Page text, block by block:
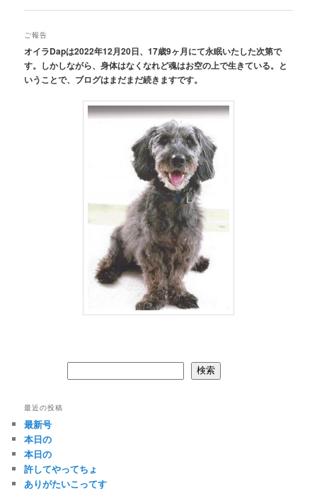
ナ
ビ
ー
シ
ョ
ご報告
オイラDapは2022年12月20日、17歳9ヶ月にて永眠いたした次第で
す。しかしながら、身体はなくなれど魂はお空の上で生きている。と
いうことで、ブログはまだまだ続きますです。
検索
最近の投稿
最新号
本日の
本日の
許してやってちょ
ありがたいこってす